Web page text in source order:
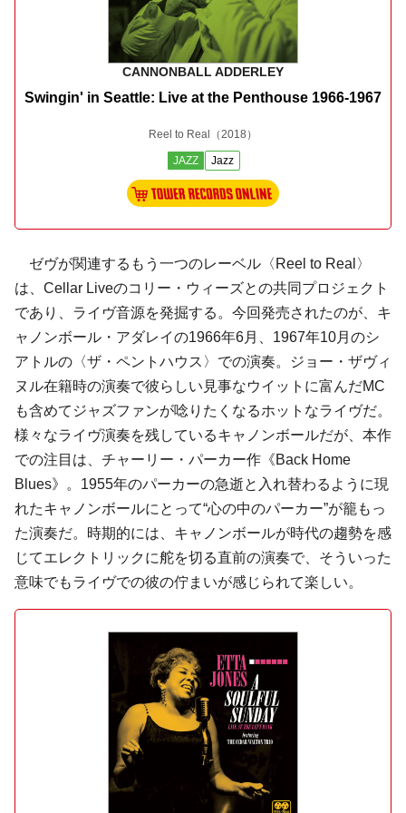
CANNONBALL ADDERLEY
Swingin' in Seattle: Live at the Penthouse 1966-1967
Reel to Real （2018）
JAZZ Jazz
ゼヴが関連するもう一つのレーベル〈Reel to Real〉
は、Cellar Liveのコリー・ウィーズとの共同プロジェクト
であり、ライヴ音源を発掘する。今回発売されたのが、キ
ャノンボール・アダレイの1966年6月、1967年10月のシ
アトルの〈ザ・ペントハウス〉での演奏。ジョー・ザヴィ
ヌル在籍時の演奏で彼らしい見事なウイットに富んだMC
も含めてジャズファンが唸りたくなるホットなライヴだ。
様々なライヴ演奏を残しているキャノンボールだが、本作
での注目は、チャーリー・パーカー作《Back Home
Blues》。1955年のパーカーの急逝と入れ替わるように現
れたキャノンボールにとって“心の中のパーカー”が籠もっ
た演奏だ。時期的には、キャノンボールが時代の趨勢を感
じてエレクトリックに舵を切る直前の演奏で、そういった
意味でもライヴでの彼の佇まいが感じられて楽しい。